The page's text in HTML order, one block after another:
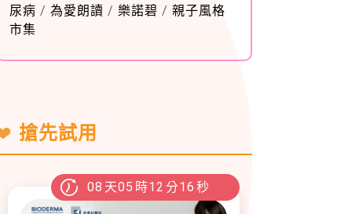
尿病 / 為愛朗讀 / 樂諾碧 / 親子風格
市集
搶先試用
08 天05 時12 分15 秒